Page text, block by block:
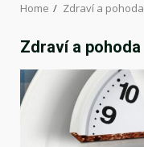
Home Zdraví a pohoda
Zdraví a pohoda